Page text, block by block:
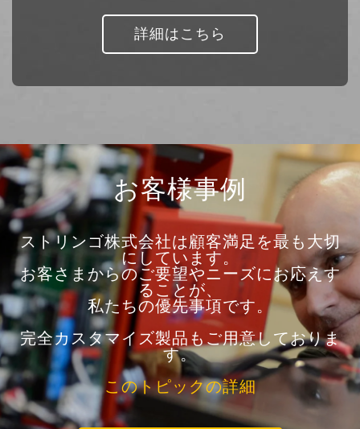
詳細はこちら
お客様事例
ストリンゴ株式会社は顧客満足を最も大切
にしています。
お客さまからのご要望やニーズにお応えす
ることが、
私たちの優先事項です。
完全カスタマイズ製品もご用意しておりま
す。
このトピックの詳細